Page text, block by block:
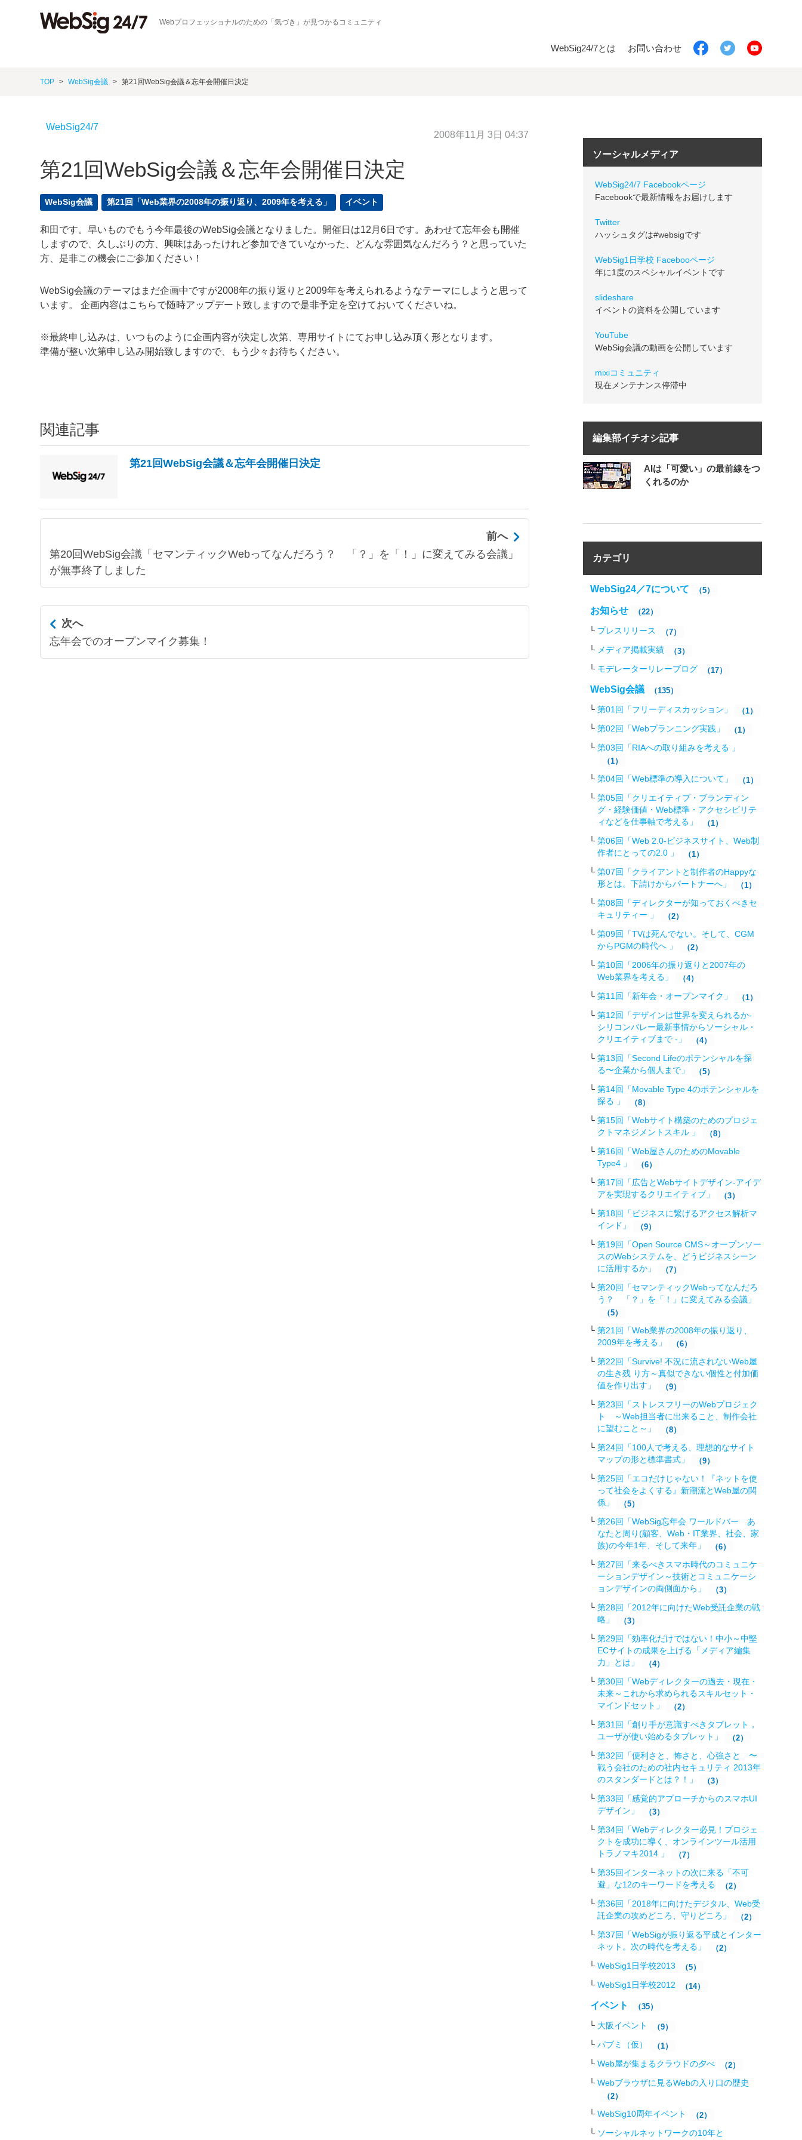
Webプロフェッショナルのための「気づき」が見つかるコミュニティ
WebSig24/7とは お問い合わせ
TOP WebSig会議 第21回WebSig会議＆忘年会開催日決定
WebSig24/7
2008年11月 3日 04:37
第21回WebSig会議＆忘年会開催日決定
WebSig会議 第21回「Web業界の2008年の振り返り、2009年を考える」 イベント
和田です。早いものでもう今年最後のWebSig会議となりました。開催日は12月6日です。あわせて忘年会も開催
しますので、久しぶりの方、興味はあったけれど参加できていなかった、どんな雰囲気なんだろう？と思っていた
方、是非この機会にご参加ください！
WebSig会議のテーマはまだ企画中ですが2008年の振り返りと2009年を考えられるようなテーマにしようと思って
います。 企画内容はこちらで随時アップデート致しますので是非予定を空けておいてくださいね。
※最終申し込みは、いつものように企画内容が決定し次第、専用サイトにてお申し込み頂く形となります。
準備が整い次第申し込み開始致しますので、もう少々お待ちください。
関連記事
第21回WebSig会議＆忘年会開催日決定
前へ
第20回WebSig会議「セマンティックWebってなんだろう？ 「？」を「！」に変えてみる会議」
が無事終了しました
次へ
忘年会でのオープンマイク募集！
ソーシャルメディア
WebSig24/7 Facebookページ
Facebookで最新情報をお届けします
Twitter
ハッシュタグは#websigです
WebSig1日学校 Facebooページ
年に1度のスペシャルイベントです
slideshare
イベントの資料を公開しています
YouTube
WebSig会議の動画を公開しています
mixiコミュニティ
現在メンテナンス停滞中
編集部イチオシ記事
AIは「可愛い」の最前線をつ
くれるのか
カテゴリ
WebSig24／7について （5）
お知らせ （22）
プレスリリース （7）
メディア掲載実績 （3）
モデレーターリレーブログ （17）
WebSig会議 （135）
第01回「フリーディスカッション」 （1）
第02回「Webプランニング実践」 （1）
第03回「RIAへの取り組みを考える 」
（1）
第04回「Web標準の導入について」 （1）
第05回「クリエイティブ・ブランディン
グ・経験価値・Web標準・アクセシビリテ
ィなどを仕事軸で考える」
（1）
第06回「Web 2.0-ビジネスサイト、Web制
作者にとっての2.0 」
（1）
第07回「クライアントと制作者のHappyな
形とは。下請けからパートナーへ」
（1）
第08回「ディレクターが知っておくべきセ
キュリティー 」
（2）
第09回「TVは死んでない。そして、CGM
からPGMの時代へ 」
（2）
第10回「2006年の振り返りと2007年の
Web業界を考える」
（4）
第11回「新年会・オープンマイク」 （1）
第12回「デザインは世界を変えられるか-
シリコンバレー最新事情からソーシャル・
クリエイティブまで -」
（4）
第13回「Second Lifeのポテンシャルを探
る〜企業から個人まで」
（5）
第14回「Movable Type 4のポテンシャルを
探る 」
（8）
第15回「Webサイト構築のためのプロジェ
クトマネジメントスキル 」
（8）
第16回「Web屋さんのためのMovable
Type4 」
（6）
第17回「広告とWebサイトデザイン-アイデ
アを実現するクリエイティブ」
（3）
第18回「ビジネスに繋げるアクセス解析マ
インド」
（9）
第19回「Open Source CMS～オープンソー
スのWebシステムを、どうビジネスシーン
に活用するか」
（7）
第20回「セマンティックWebってなんだろ
う？ 「？」を「！」に変えてみる会議」
（5）
第21回「Web業界の2008年の振り返り、
2009年を考える」
（6）
第22回「Survive! 不況に流されないWeb屋
の生き残 り方～真似できない個性と付加価
値を作り出す」
（9）
第23回「ストレスフリーのWebプロジェク
ト ～Web担当者に出来ること、制作会社
に望むこと～」
（8）
第24回「100人で考える、理想的なサイト
マップの形と標準書式」
（9）
第25回「エコだけじゃない！『ネットを使
って社会をよくする』新潮流とWeb屋の関
係」
（5）
第26回「WebSig忘年会 ワールドバー あ
なたと周り(顧客、Web・IT業界、社会、家
族)の今年1年、そして来年」
（6）
第27回「来るべきスマホ時代のコミュニケ
ーションデザイン～技術とコミュニケーシ
ョンデザインの両側面から」
（3）
第28回「2012年に向けたWeb受託企業の戦
略 」
（3）
第29回「効率化だけではない！中小～中堅
ECサイトの成果を上げる「メディア編集
力」とは」
（4）
第30回「Webディレクターの過去・現在・
未来～これから求められるスキルセット・
マインドセット」
（2）
第31回「創り手が意識すべきタブレット，
ユーザが使い始めるタブレット」
（2）
第32回「便利さと、怖さと、心強さと 〜
戦う会社のための社内セキュリティ 2013年
のスタンダードとは？！」
（3）
第33回「感覚的アプローチからのスマホUI
デザイン」
（3）
第34回「Webディレクター必見！プロジェ
クトを成功に導く、オンラインツール活用
トラノマキ2014 」
（7）
第35回インターネットの次に来る「不可
避」な12のキーワードを考える
（2）
第36回「2018年に向けたデジタル、Web受
託企業の攻めどころ、守りどころ」
（2）
第37回「WebSigが振り返る平成とインター
ネット。次の時代を考える」
（2）
WebSig1日学校2013 （5）
WebSig1日学校2012 （14）
イベント （35）
大阪イベント （9）
パブミ（仮） （1）
Web屋が集まるクラウドの夕べ （2）
Webブラウザに見るWebの入り口の歴史
（2）
WebSig10周年イベント （2）
ソーシャルネットワークの10年と